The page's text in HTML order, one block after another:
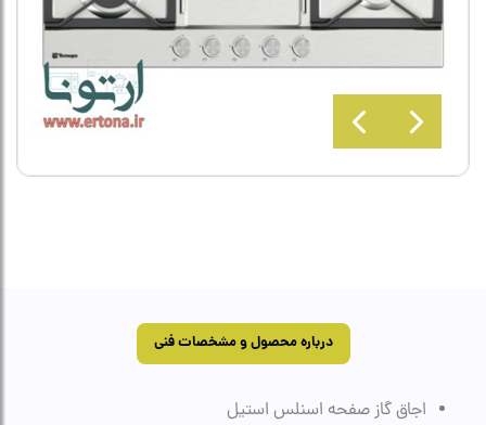
درباره محصول و مشخصات فنی
اجاق گاز صفحه اسنلس استیل